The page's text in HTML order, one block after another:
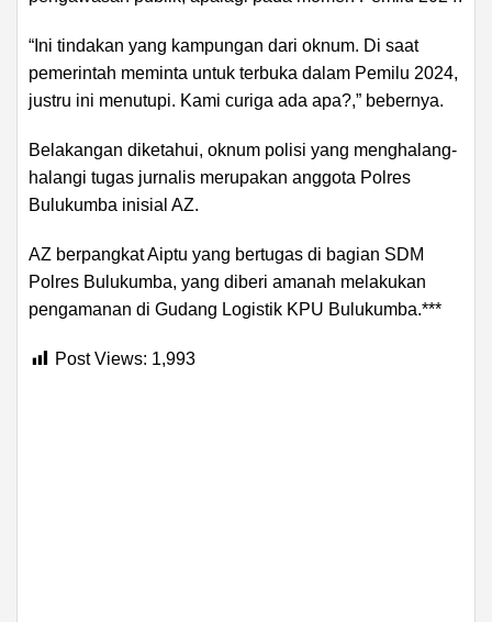
“Ini tindakan yang kampungan dari oknum. Di saat
pemerintah meminta untuk terbuka dalam Pemilu 2024,
justru ini menutupi. Kami curiga ada apa?,” bebernya.
Belakangan diketahui, oknum polisi yang menghalang-
halangi tugas jurnalis merupakan anggota Polres
Bulukumba inisial AZ.
AZ berpangkat Aiptu yang bertugas di bagian SDM
Polres Bulukumba, yang diberi amanah melakukan
pengamanan di Gudang Logistik KPU Bulukumba.***
Post Views: 1,993